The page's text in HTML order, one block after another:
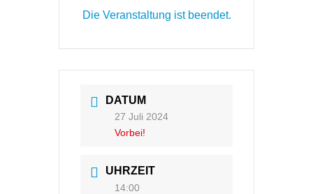
Die Veranstaltung ist beendet.
DATUM
27 Juli 2024
Vorbei!
UHRZEIT
14:00